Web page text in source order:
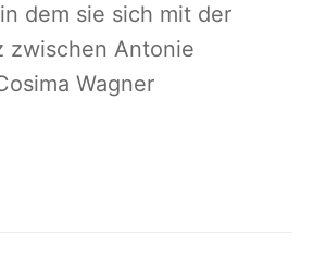
dem sie sich mit der
zwischen Antonie
Wagner